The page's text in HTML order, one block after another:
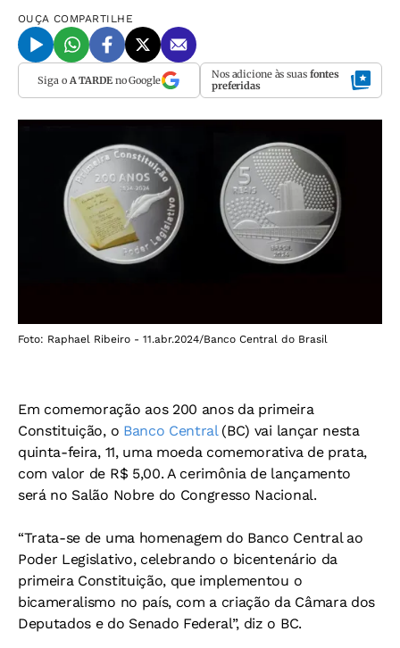
OUÇA COMPARTILHE
Siga o A TARDEno Google Nos adicione às suas fontes
preferidas
Foto: Raphael Ribeiro - 11.abr.2024/Banco Central do Brasil
Em comemoração aos 200 anos da primeira
Constituição, o Banco Central(BC) vai lançar nesta
quinta-feira, 11, uma moeda comemorativa de prata,
com valor de R$ 5,00. A cerimônia de lançamento
será no Salão Nobre do Congresso Nacional.
“Trata-se de uma homenagem do Banco Central ao
Poder Legislativo, celebrando o bicentenário da
primeira Constituição, que implementou o
bicameralismo no país, com a criação da Câmara dos
Deputados e do Senado Federal”, diz o BC.